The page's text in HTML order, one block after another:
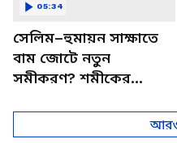
সেলিম–হুমায়ন সাক্ষাতে
বাম জোটে নতুন
সমীকরণ? শমীকের
Samik Bhattacharya
05:34